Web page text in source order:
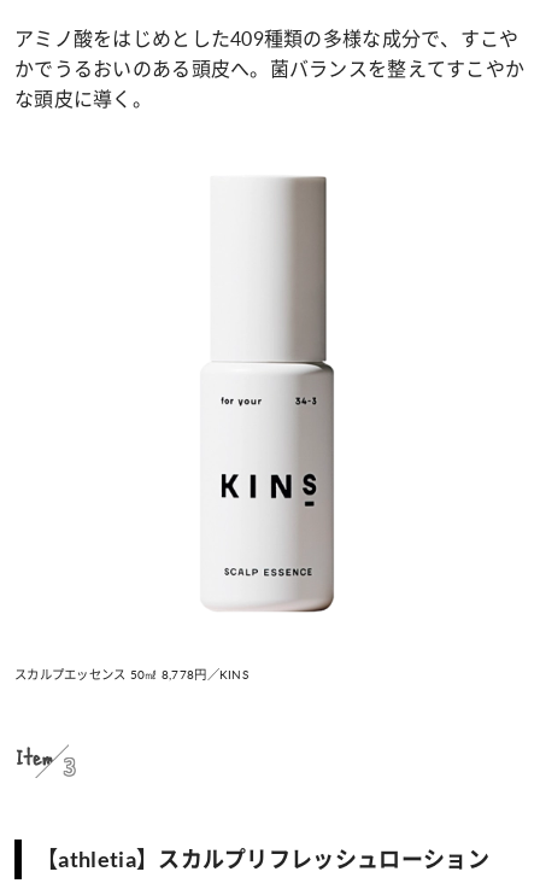
アミノ酸をはじめとした409種類の多様な成分で、すこや
かでうるおいのある頭皮へ。菌バランスを整えてすこやか
な頭皮に導く。
スカルプエッセンス 50㎖ 8,778円／KINS
Item 3
【athletia】スカルプリフレッシュローション